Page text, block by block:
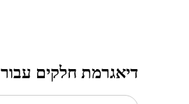
דיאגרמת חלקים עבור